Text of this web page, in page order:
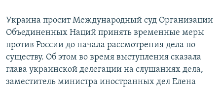
Украина просит Международный суд Организации
Объединенных Наций принять временные меры
против России до начала рассмотрения дела по
существу. Об этом во время выступления сказала
глава украинской делегации на слушаниях дела,
заместитель министра иностранных дел Елена